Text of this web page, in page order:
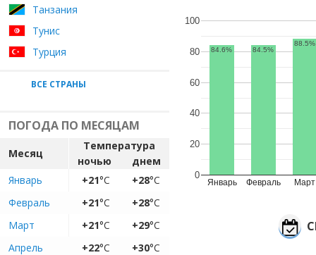
Танзания
Тунис
Турция
ВСЕ СТРАНЫ
ПОГОДА ПО МЕСЯЦАМ
Месяц
Температура
ночью
днем
Январь
+21°C +28°C
Февраль
+21°C +28°C
Март
+21°C +29°C
Апрель
+22°C +30°C
Январь Февраль Март
0
20
40
60
80
100
84.6% 84.5%
88.5%